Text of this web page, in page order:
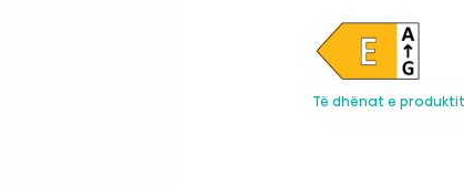
Të dhënat e produktit